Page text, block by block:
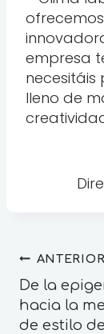
empresa
lleno de
ANTERIOR
De la
hacia la
de estilo